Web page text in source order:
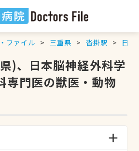
ファイル 三重県 沓掛駅 日本
)、日本脳神経外科学
専門医の獣医・動物